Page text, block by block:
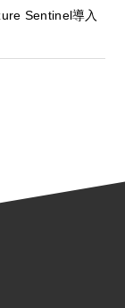
Sentinel導入